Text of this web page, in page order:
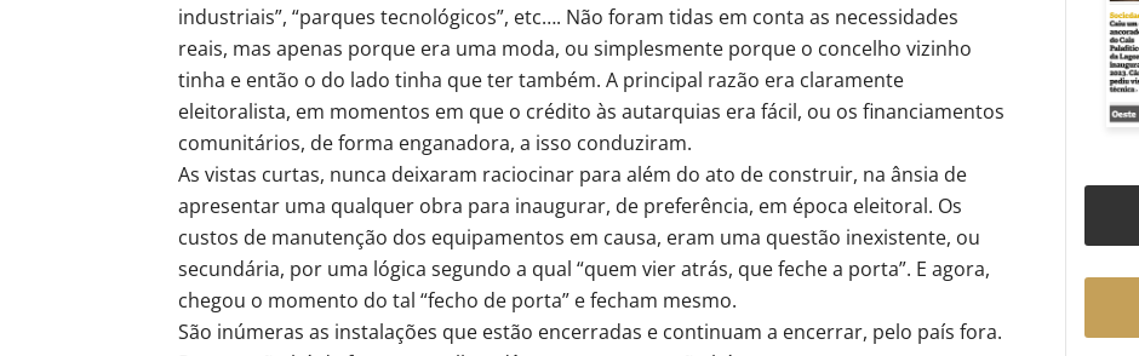
industriais”, “parques tecnológicos”, etc…. Não foram tidas em conta as necessidades
reais, mas apenas porque era uma moda, ou simplesmente porque o concelho vizinho
tinha e então o do lado tinha que ter também. A principal razão era claramente
eleitoralista, em momentos em que o crédito às autarquias era fácil, ou os financiamentos
comunitários, de forma enganadora, a isso conduziram.
As vistas curtas, nunca deixaram raciocinar para além do ato de construir, na ânsia de
apresentar uma qualquer obra para inaugurar, de preferência, em época eleitoral. Os
custos de manutenção dos equipamentos em causa, eram uma questão inexistente, ou
secundária, por uma lógica segundo a qual “quem vier atrás, que feche a porta”. E agora,
chegou o momento do tal “fecho de porta” e fecham mesmo.
São inúmeras as instalações que estão encerradas e continuam a encerrar, pelo país fora.